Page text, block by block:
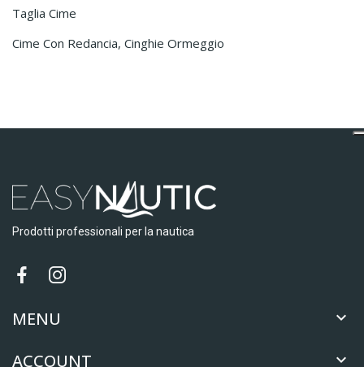
Taglia Cime
Cime Con Redancia, Cinghie Ormeggio
Prodotti professionali per la nautica
MENU 
ACCOUNT 